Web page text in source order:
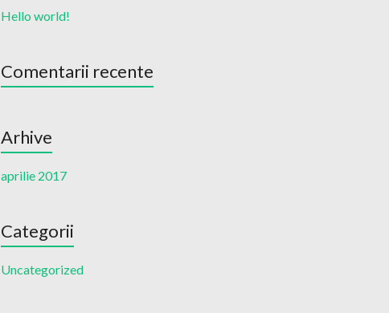
Hello world!
Comentarii recente
Arhive
aprilie 2017
Categorii
Uncategorized